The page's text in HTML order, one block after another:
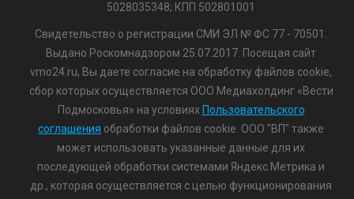
5028035348; КПП 502801001
Свидетельство о регистрации СМИ ЭЛ № ФС 77 - 70501.
Выдано Роскомнадзором 25.07.2017. Посещая сайт
vmo24.ru, Вы даете согласие на обработку файлов cookie,
сбор которых осуществляется ООО Медиахолдинг «Вести
Подмосковья» на условиях Пользовательского
соглашения обработки файлов cookie. ООО "ВП" также
может использовать указанные данные для их
последующей обработки системами Яндекс.Метрика и
др., которая осуществляется с целью функционирования